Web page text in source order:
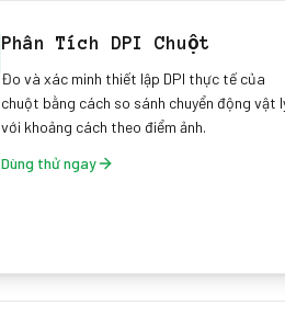
Phân Tích DPI Chuột
Đo và xác minh thiết lập DPI thực tế của
chuột bằng cách so sánh chuyển động vật
với khoảng cách theo điểm ảnh.
Dùng thử ngay